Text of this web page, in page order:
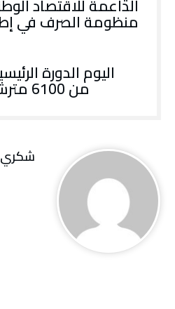
‬منظومة‭ ‬الصرف‭ ‬في‭ ‬إطار‭ ‬اتشاركي
‬من‭ ‬6100‭ ‬مترشح‭ ‬بولاية‭ ‬مدنينت
‬شكري ‭ ‬بن‭ ‬منصور